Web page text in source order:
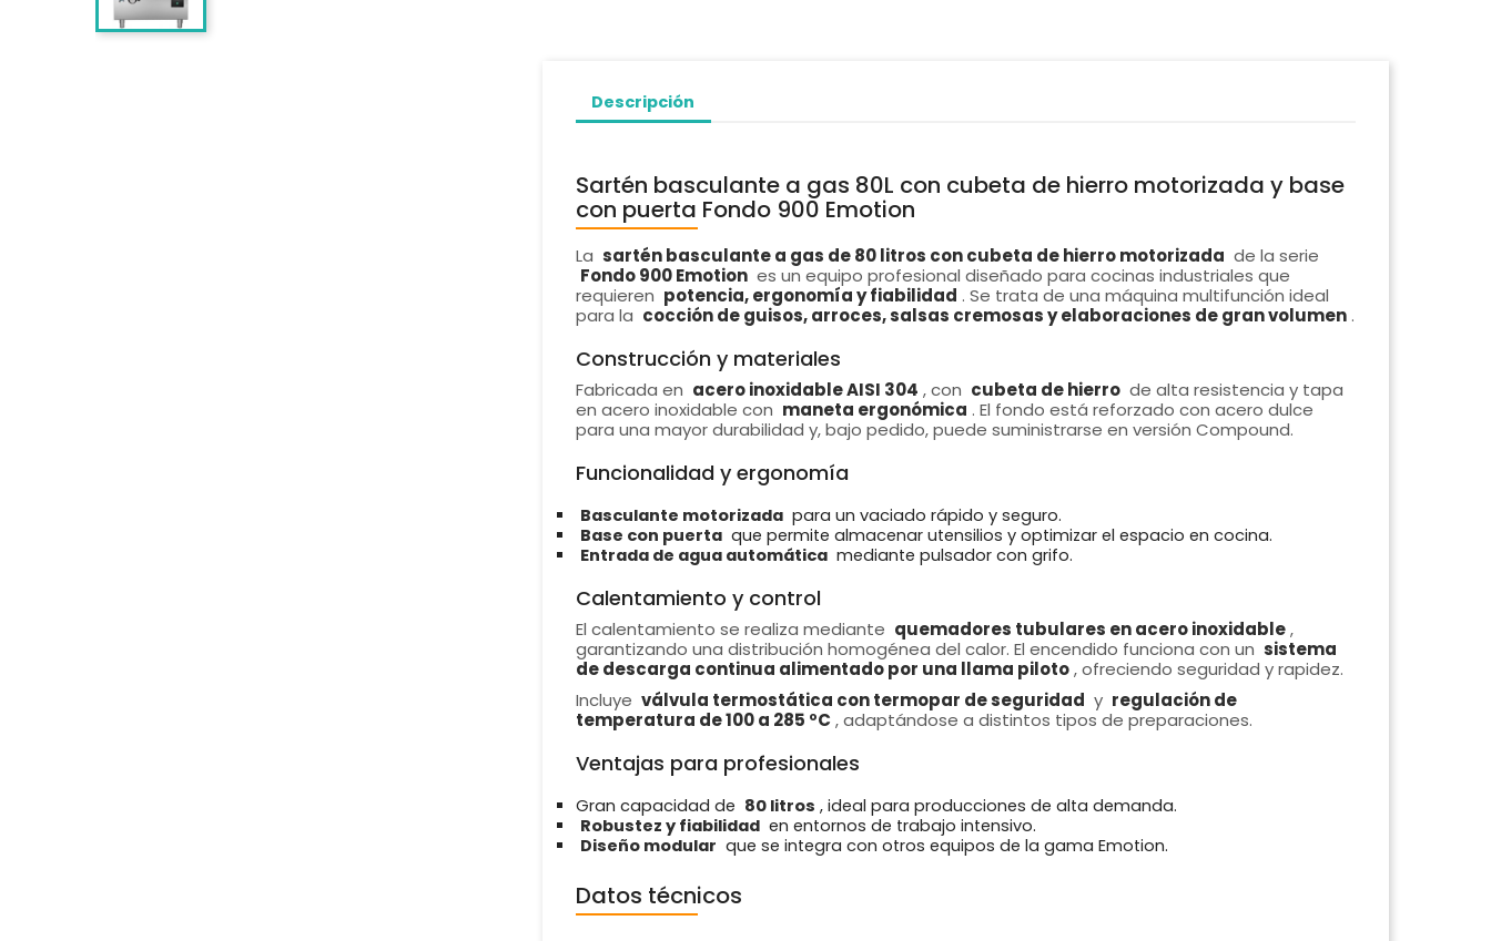
Descripción
Sartén basculante a gas 80L con cubeta de hierro motorizada y base
con puerta Fondo 900 Emotion
La sartén basculante a gas de 80 litros con cubeta de hierro motorizada de la serie
Fondo 900 Emotion es un equipo profesional diseñado para cocinas industriales que
requieren potencia, ergonomía y fiabilidad . Se trata de una máquina multifunción ideal
para la cocción de guisos, arroces, salsas cremosas y elaboraciones de gran volumen .
Construcción y materiales
Fabricada en acero inoxidable AISI 304 , con cubeta de hierro de alta resistencia y tapa
en acero inoxidable con maneta ergonómica . El fondo está reforzado con acero dulce
para una mayor durabilidad y, bajo pedido, puede suministrarse en versión Compound.
Funcionalidad y ergonomía
Basculante motorizada para un vaciado rápido y seguro.
Base con puerta que permite almacenar utensilios y optimizar el espacio en cocina.
Entrada de agua automática mediante pulsador con grifo.
Calentamiento y control
El calentamiento se realiza mediante quemadores tubulares en acero inoxidable ,
garantizando una distribución homogénea del calor. El encendido funciona con un sistema
de descarga continua alimentado por una llama piloto , ofreciendo seguridad y rapidez.
Incluye válvula termostática con termopar de seguridad y regulación de
temperatura de 100 a 285 ºC , adaptándose a distintos tipos de preparaciones.
Ventajas para profesionales
Gran capacidad de 80 litros , ideal para producciones de alta demanda.
Robustez y fiabilidad en entornos de trabajo intensivo.
Diseño modular que se integra con otros equipos de la gama Emotion.
Datos técnicos